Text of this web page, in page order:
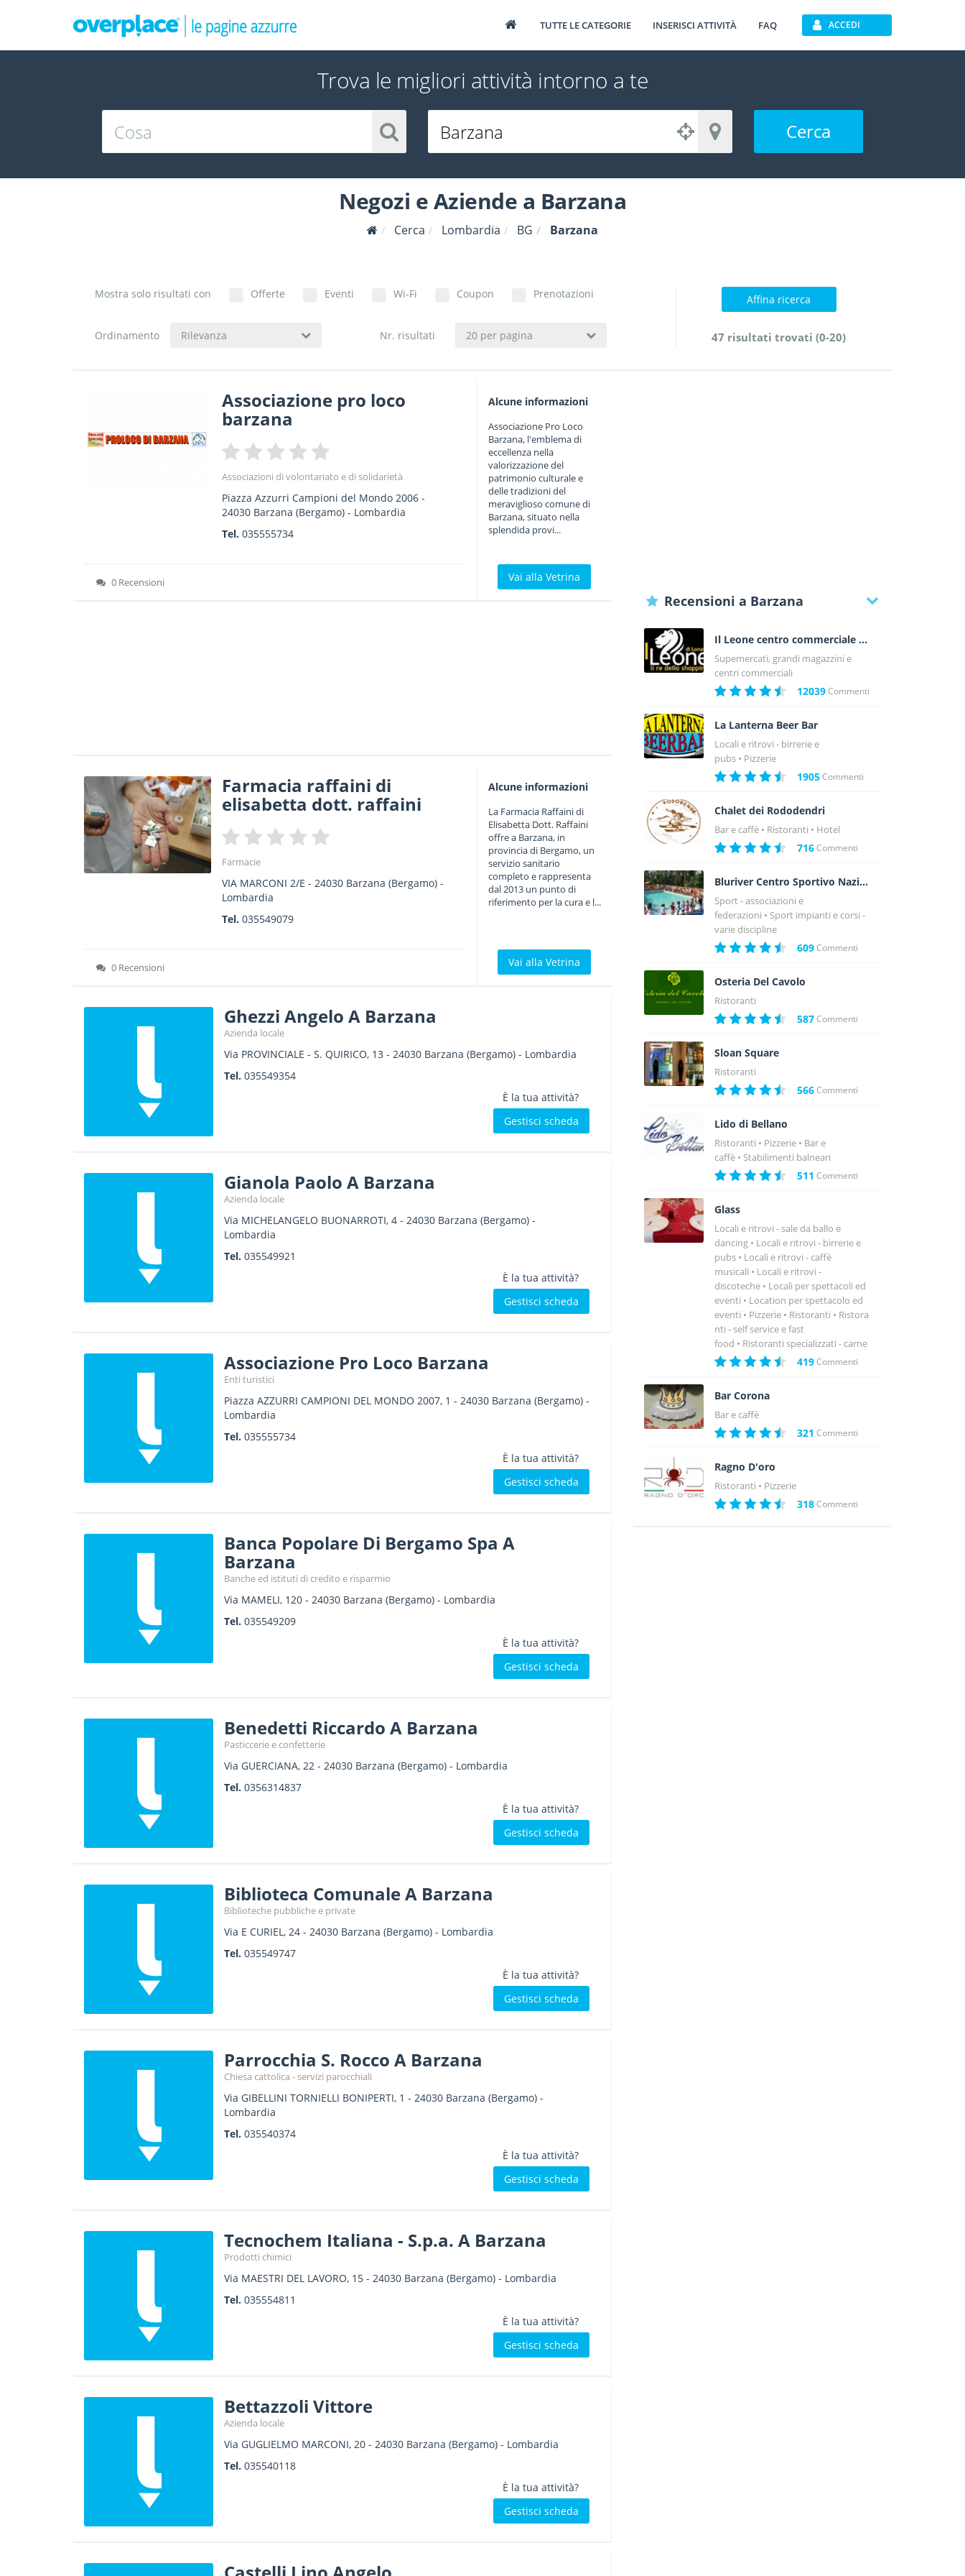
TUTTE LE CATEGORIE INSERISCI ATTIVITÀ FAQ ACCEDI
Trova le migliori attività intorno a te
Cerca
Negozi e Aziende a Barzana
Cerca Lombardia BG Barzana
Mostra solo risultati con Offerte Eventi Wi-Fi Coupon Prenotazioni
Ordinamento Rilevanza Nr. risultati 20 per pagina
Affina ricerca
47 risultati trovati (0-20)
Associazione pro loco
barzana
Associazioni di volontariato e di solidarietà
Piazza Azzurri Campioni del Mondo 2006 -
24030 Barzana (Bergamo) - Lombardia
Tel.035555734
0 Recensioni
Alcune informazioni
Associazione Pro Loco
Barzana, l'emblema di
eccellenza nella
valorizzazione del
patrimonio culturale e
delle tradizioni del
meraviglioso comune di
Barzana, situato nella
splendida provi...
Vai alla Vetrina
Farmacia raffaini di
elisabetta dott. raffaini
Farmacie
VIA MARCONI 2/E -24030 Barzana (Bergamo) -
Lombardia
Tel.035549079
0 Recensioni
Alcune informazioni
La Farmacia Raffaini di
Elisabetta Dott. Raffaini
offre a Barzana, in
provincia di Bergamo, un
servizio sanitario
completo e rappresenta
dal 2013 un punto di
riferimento per la cura e l...
Vai alla Vetrina
Ghezzi Angelo A Barzana
Azienda locale
Via PROVINCIALE - S. QUIRICO, 13- 24030 Barzana (Bergamo) - Lombardia
Tel. 035549354
È la tua attività?
Gestisci scheda
Gianola Paolo A Barzana
Azienda locale
Via MICHELANGELO BUONARROTI, 4- 24030 Barzana (Bergamo) -
Lombardia
Tel. 035549921
È la tua attività?
Gestisci scheda
Associazione Pro Loco Barzana
Enti turistici
Piazza AZZURRI CAMPIONI DEL MONDO 2007, 1 - 24030 Barzana (Bergamo) -
Lombardia
Tel. 035555734
È la tua attività?
Gestisci scheda
Banca Popolare Di Bergamo Spa A
Barzana
Banche ed istituti di credito e risparmio
Via MAMELI, 120- 24030 Barzana (Bergamo) - Lombardia
Tel. 035549209
È la tua attività?
Gestisci scheda
Benedetti Riccardo A Barzana
Pasticcerie e confetterie
Via GUERCIANA, 22- 24030 Barzana (Bergamo) - Lombardia
Tel. 0356314837
È la tua attività?
Gestisci scheda
Biblioteca Comunale A Barzana
Biblioteche pubbliche e private
Via E CURIEL, 24- 24030 Barzana (Bergamo) - Lombardia
Tel. 035549747
È la tua attività?
Gestisci scheda
Parrocchia S. Rocco A Barzana
Chiesa cattolica - servizi parocchiali
Via GIBELLINI TORNIELLI BONIPERTI, 1 - 24030 Barzana (Bergamo) -
Lombardia
Tel. 035540374
È la tua attività?
Gestisci scheda
Tecnochem Italiana - S.p.a. A Barzana
Prodotti chimici
Via MAESTRI DEL LAVORO, 15- 24030 Barzana (Bergamo) - Lombardia
Tel. 035554811
È la tua attività?
Gestisci scheda
Bettazzoli Vittore
Azienda locale
Via GUGLIELMO MARCONI, 20- 24030 Barzana (Bergamo) - Lombardia
Tel. 035540118
È la tua attività?
Gestisci scheda
Recensioni a Barzana
Il Leone centro commerciale a Lonato - Brescia
Supemercati, grandi magazzini e
centri commerciali
12039Commenti
La Lanterna Beer Bar
Locali e ritrovi - birrerie e
pubs
Pizzerie
1905Commenti
Chalet dei Rododendri
Bar e caffè Ristoranti Hotel
716Commenti
Bluriver Centro Sportivo Nazionale
Sport - associazioni e
federazioni
Sport impianti e corsi -
varie discipline
609Commenti
Osteria Del Cavolo
Ristoranti
587Commenti
Sloan Square
Ristoranti
566Commenti
Lido di Bellano
Ristoranti Pizzerie
Bar e
caffè
Stabilimenti balneari
511 Commenti
Glass
Locali e ritrovi - sale da ballo e
dancing
Locali e ritrovi - birrerie e
pubs
Locali e ritrovi - caffè
musicali
Locali e ritrovi -
discoteche
Locali per spettacoli ed
eventi
Location per spettacolo ed
eventi
Pizzerie Ristoranti
Ristora
nti - self service e fast
food
Ristoranti specializzati - carne
419Commenti
Bar Corona
Bar e caffè
321 Commenti
Ragno D'oro
Ristoranti Pizzerie
318Commenti